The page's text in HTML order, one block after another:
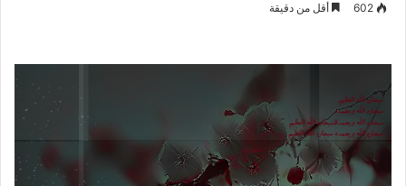
602 أقل من دقيقة